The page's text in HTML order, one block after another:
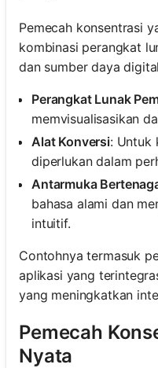
Pemecah konsentrasi
kombinasi perangkat
dan sumber daya
Perangkat Lunak
memvisualisasikan
Alat Konversi: Untuk
diperlukan dalam
Antarmuka
bahasa alami dan
intuitif.
Contohnya termasuk
aplikasi yang
yang meningkatkan
Pemecah
Nyata